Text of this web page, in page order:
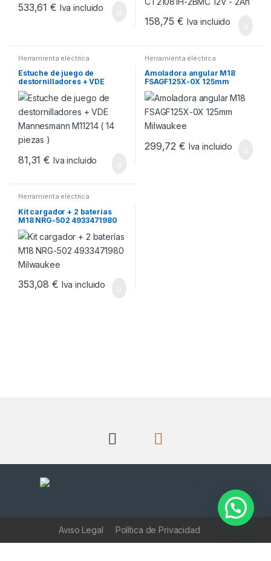
533,61€ Iva incluido
158,75€ Iva incluido
Herramienta eléctrica
Estuche de juego de
destornilladores + VDE
Mannesmann M11214 ( 14
piezas )
81,31€ Iva incluido
Herramienta eléctrica
Amoladora angular M18
FSAGF125X-0X 125mm
Milwaukee
299,72€ Iva incluido
Herramienta eléctrica
Kit cargador + 2 baterías
M18 NRG-502 4933471980
Milwaukee
353,08€ Iva incluido
Aviso Legal Política de Privacidad